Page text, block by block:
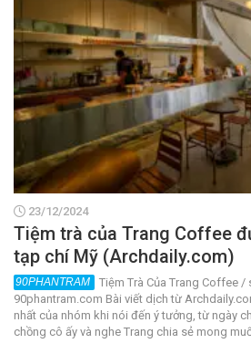
23/12/2024
Tiệm trà của Trang Coffee
tạp chí Mỹ (Archdaily.com)
Tiệm Trà Của Trang Coffee
90phantram.com Bài viết dịch từ
nhất của nhóm khi nói đến ý tưởng, từ ngày
chồng cô ấy và nghe Trang chia sẻ mong